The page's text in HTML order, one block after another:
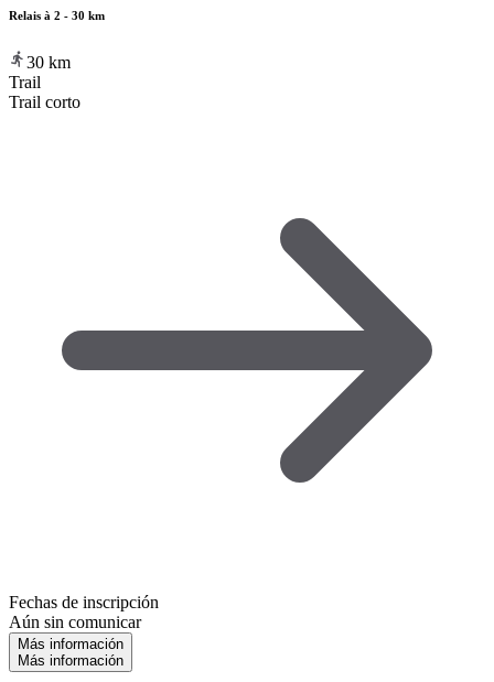
Relais à 2 - 30 km
30 km
Trail
Trail corto
Fechas de inscripción
Aún sin comunicar
Más información
Más información